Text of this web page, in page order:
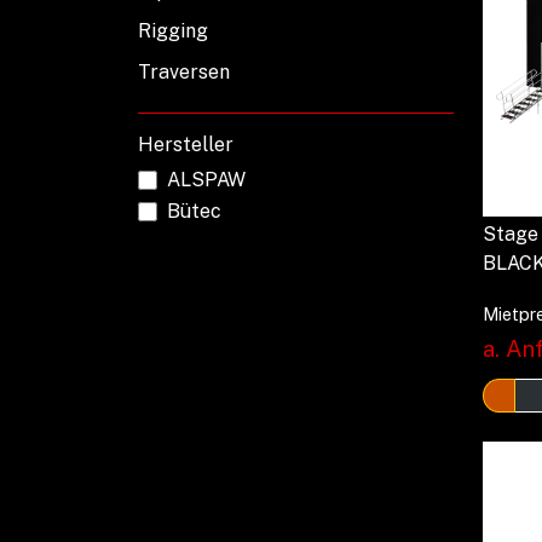
Stage
a.
Rigging
Traversen
Hersteller
ALSPAW
Bütec